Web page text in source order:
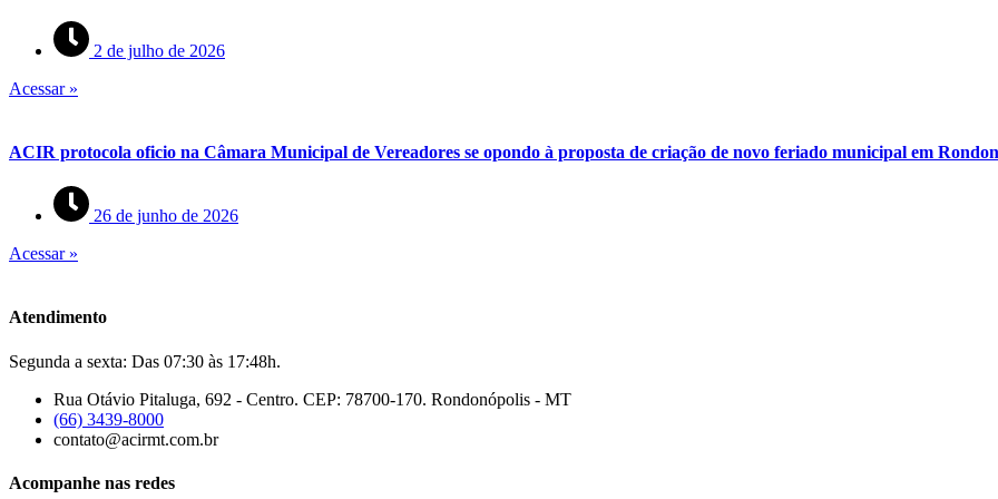
2 de julho de 2026
Acessar »
ACIR protocola oficio na Câmara Municipal de Vereadores se opondo à proposta de criação de novo feriado municipal em
26 de junho de 2026
Acessar »
Atendimento
Segunda a sexta: Das 07:30 às 17:48h.
Rua Otávio Pitaluga, 692 - Centro. CEP: 78700-170. Rondonópolis - MT
(66) 3439-8000
contato@acirmt.com.br
Acompanhe nas redes